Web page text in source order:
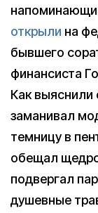
открыли на
бывшего
финансиста
Как
заманивал
темницу в
обещал
подвергал
душевные